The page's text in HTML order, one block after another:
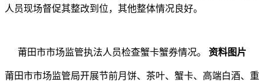
人员现场督促其整改到位，其他整体情况良好。
莆田市市场监管执法人员检查蟹卡蟹券情况。 资料图片
莆田市市场监管局开展节前月饼、茶叶、蟹卡、高端白酒、重